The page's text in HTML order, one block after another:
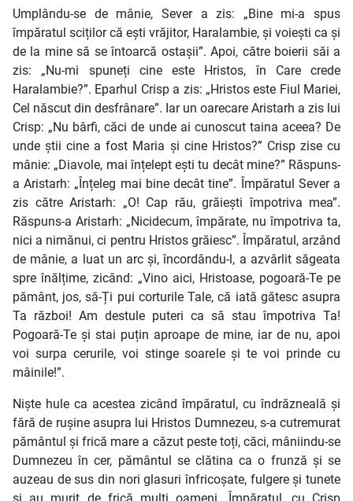
Umplându-se de mânie, Sever a zis: „Bine mi-a spus
împăratul sciților că ești vrăjitor, Haralambie, și voiești ca și
de la mine să se întoarcă ostașii”. Apoi, către boierii săi a
zis: „Nu-mi spuneți cine este Hristos, în Care crede
Haralambie?”. Eparhul Crisp a zis: „Hristos este Fiul Mariei,
Cel născut din desfrânare”. Iar un oarecare Aristarh a zis lui
Crisp: „Nu bârfi, căci de unde ai cunoscut taina aceea? De
unde știi cine a fost Maria și cine Hristos?” Crisp zise cu
mânie: „Diavole, mai înțelept ești tu decât mine?” Răspuns-
a Aristarh: „Înțeleg mai bine decât tine”. Împăratul Sever a
zis către Aristarh: „O! Cap rău, grăiești împotriva mea”.
Răspuns-a Aristarh: „Nicidecum, împărate, nu împotriva ta,
nici a nimănui, ci pentru Hristos grăiesc”. Împăratul, arzând
de mânie, a luat un arc și, încordându-l, a azvârlit săgeata
spre înălțime, zicând: „Vino aici, Hristoase, pogoară-Te pe
pământ, jos, să-Ți pui corturile Tale, că iată gătesc asupra
Ta război! Am destule puteri ca să stau împotriva Ta!
Pogoară-Te și stai puțin aproape de mine, iar de nu, apoi
voi surpa cerurile, voi stinge soarele și te voi prinde cu
mâinile!”.
Niște hule ca acestea zicând împăratul, cu îndrăzneală și
fără de rușine asupra lui Hristos Dumnezeu, s-a cutremurat
pământul și frică mare a căzut peste toți, căci, mâniindu-se
Dumnezeu în cer, pământul se clătina ca o frunză și se
auzeau de sus din nori glasuri înfricoșate, fulgere și tunete